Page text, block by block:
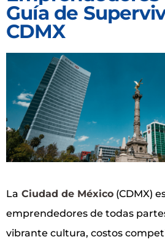
Guía de
CDMX
La Ciudad de México (CDMX)
emprendedores de todas
vibrante cultura, costos